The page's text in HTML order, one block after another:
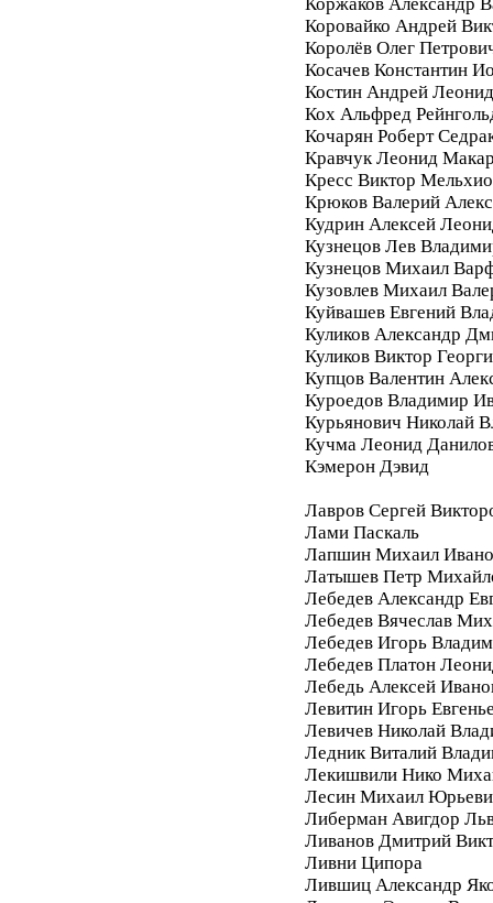
Коровайко Андрей
Королёв Олег
Косачев Константин
Костин Андрей
Кох Альфред
Кочарян Роберт
Кравчук Леонид
Кресс Виктор
Крюков Валерий
Кудрин Алексей
Кузнецов Лев
Кузнецов Михаил
Кузовлев Михаил
Куйвашев Евгений
Куликов Александр
Куликов Виктор
Купцов Валентин
Куроедов Владимир
Курьянович Николай
Кучма Леонид
Кэмерон Дэвид
Лавров Сергей
Лами Паскаль
Лапшин Михаил
Латышев Петр
Лебедев Александр
Лебедев Вячеслав
Лебедев Игорь
Лебедев Платон
Лебедь Алексей
Левитин Игорь
Левичев Николай
Ледник Виталий
Лекишвили Нико
Лесин Михаил
Либерман Авигдор
Ливанов Дмитрий
Ливни Ципора
Лившиц Александр